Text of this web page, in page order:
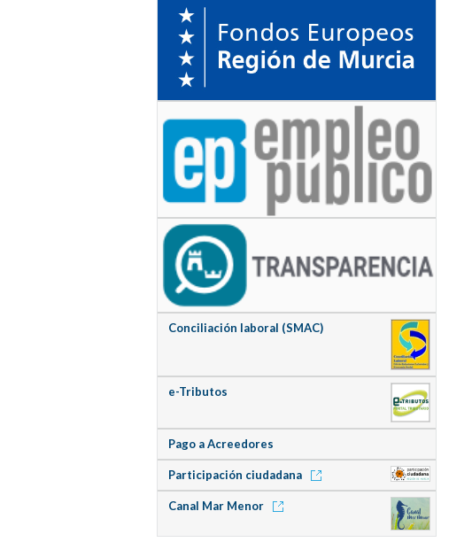
Conciliación laboral (SMAC)
e-Tributos
Pago a Acreedores
Participación ciudadana
Canal Mar Menor